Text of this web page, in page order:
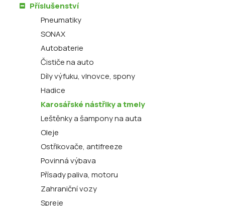
Příslušenství
Pneumatiky
SONAX
Autobaterie
Čističe na auto
Díly výfuku, vlnovce, spony
Hadice
Karosářské nástřiky a tmely
Leštěnky a šampony na auta
Oleje
Ostřikovače, antifreeze
Povinná výbava
Přísady paliva, motoru
Zahraniční vozy
Spreje